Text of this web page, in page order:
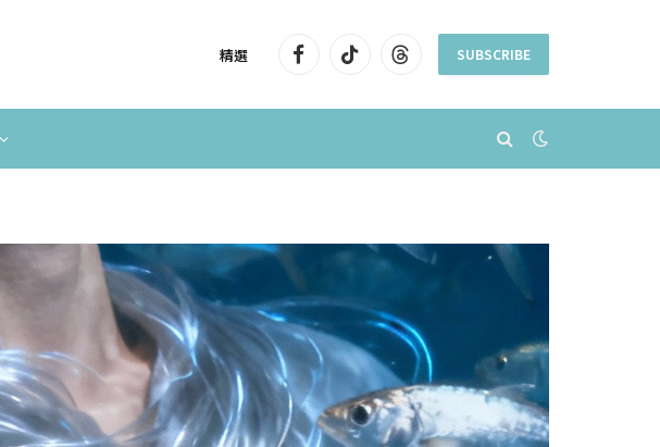
精選 FacebookTikTokThreadsSUBSCRIBE